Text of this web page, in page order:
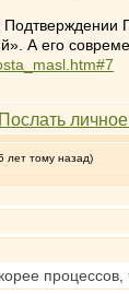
А его
лет тому назад)